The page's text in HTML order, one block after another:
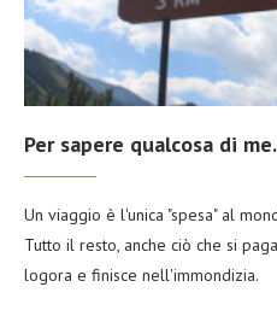
Per sapere qualcosa di
Un viaggio è l'unica "spesa" al
Tutto il resto, anche ciò che si
logora e finisce nell'immondizia.